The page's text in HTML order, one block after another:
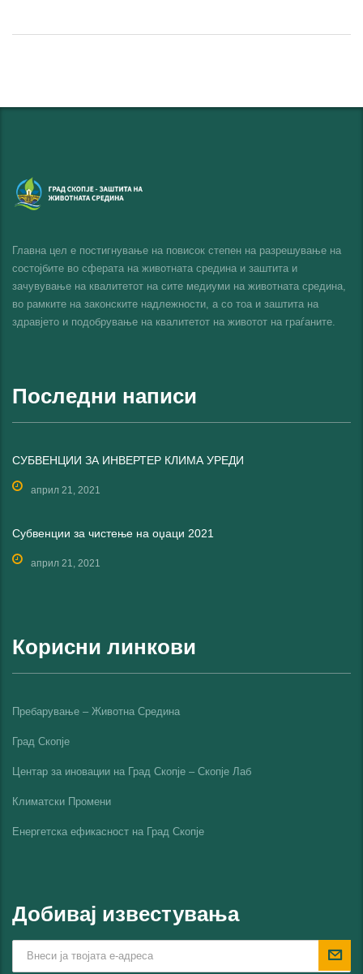
Главна цел е постигнување на повисок степен на разрешување на
состојбите во сферата на животната средина и заштита и
зачувување на квалитетот на сите медиуми на животната средина,
во рамките на законските надлежности, а со тоа и заштита на
здравјето и подобрување на квалитетот на животот на граѓаните.
Последни написи
СУБВЕНЦИИ ЗА ИНВЕРТЕР КЛИМА УРЕДИ
април 21, 2021
Субвенции за чистење на оџаци 2021
април 21, 2021
Корисни линкови
Пребарување – Животна Средина
Град Скопје
Центар за иновации на Град Скопје – Скопје Лаб
Климатски Промени
Енергетска ефикасност на Град Скопјe
Добивај известувања